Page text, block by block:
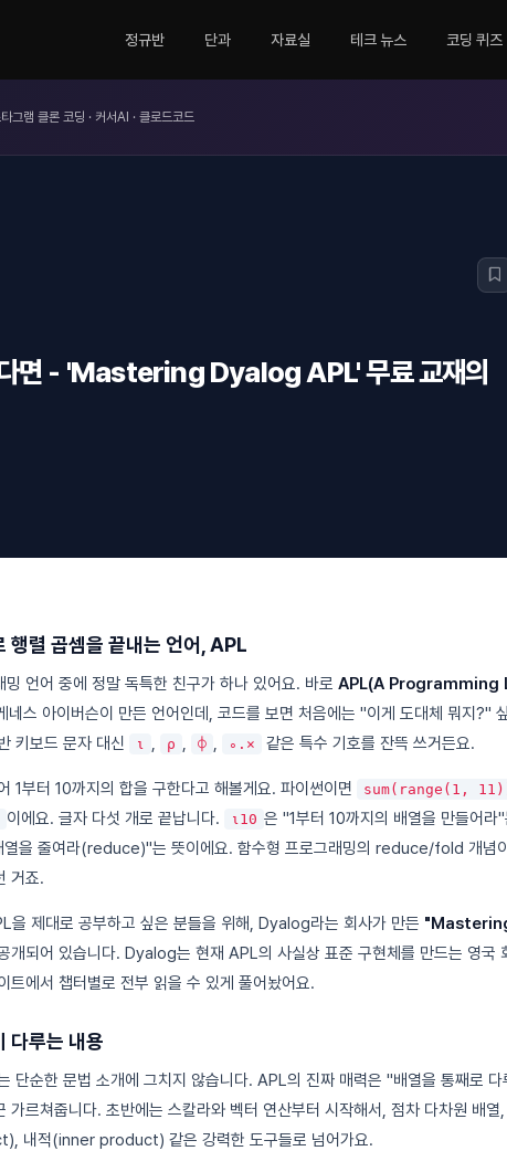
정규반 단과 자료실 테크 뉴스 코딩 퀴즈
그램 클론 코딩 · 커서AI · 클로드코드
면 - 'Mastering Dyalog APL' 무료 교재의
행렬 곱셈을 끝내는 언어, APL
밍 언어 중에 정말 독특한 친구가 하나 있어요. 바로 APL(A Programming
네스 아이버슨이 만든 언어인데, 코드를 보면 처음에는 "이게 도대체 뭐지?"
키보드 문자 대신 ⍳ ⍴ ⌽ ∘.× 같은 특수 기호를 잔뜩 쓰거든요.
1부터 10까지의 합을 구한다고 해볼게요. 파이썬이면 sum(range(1,
이에요. 글자 다섯 개로 끝납니다. ⍳10 은 "1부터 10까지의 배열을 만들어라"
을 줄여라(reduce)"는 뜻이에요. 함수형 프로그래밍의 reduce/fold 개념
거죠.
을 제대로 공부하고 싶은 분들을 위해, Dyalog라는 회사가 만든
개되어 있습니다. Dyalog는 현재 APL의 사실상 표준 구현체를 만드는 영국
트에서 챕터별로 전부 읽을 수 있게 풀어놨어요.
다루는 내용
단순한 문법 소개에 그치지 않습니다. APL의 진짜 매력은 "배열을 통째로
가르쳐줍니다. 초반에는 스칼라와 벡터 연산부터 시작해서, 점차 다차원 배
내적(inner product) 같은 강력한 도구들로 넘어가요.